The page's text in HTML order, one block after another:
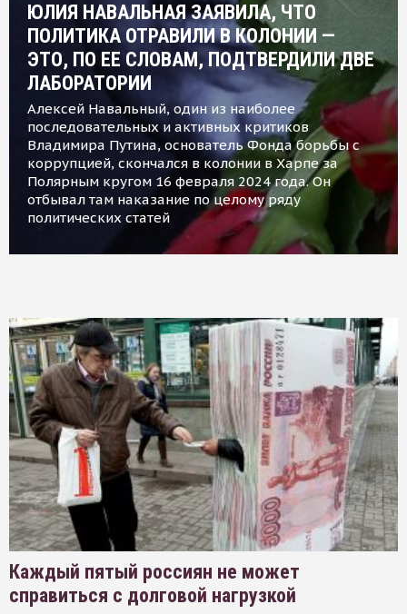
ЮЛИЯ НАВАЛЬНАЯ ЗАЯВИЛА, ЧТО
ПОЛИТИКА ОТРАВИЛИ В КОЛОНИИ —
ЭТО, ПО ЕЕ СЛОВАМ, ПОДТВЕРДИЛИ ДВЕ
ЛАБОРАТОРИИ
Алексей Навальный, один из наиболее
последовательных и активных критиков
Владимира Путина, основатель Фонда борьбы с
коррупцией, скончался в колонии в Харпе за
Полярным кругом 16 февраля 2024 года. Он
отбывал там наказание по целому ряду
политических статей
Каждый пятый россиян не может
справиться с долговой нагрузкой